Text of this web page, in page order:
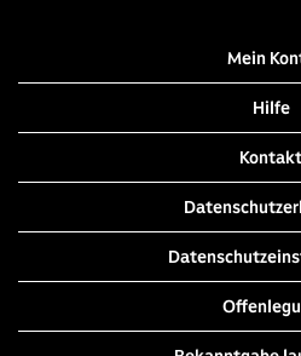
Mein
Hilfe
Kontakt